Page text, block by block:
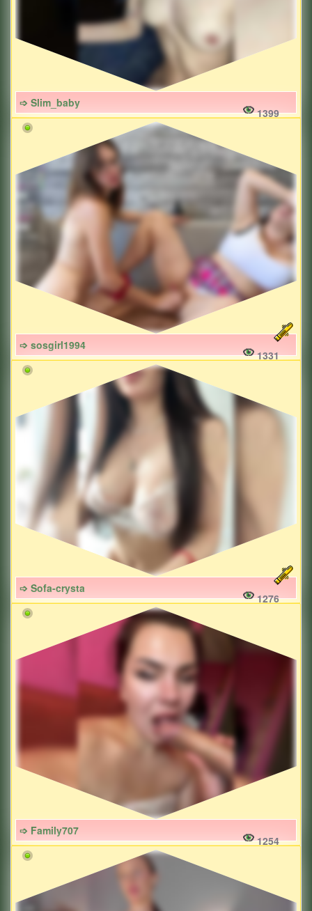
➩ Slim_baby
1399
➩ sosgirl1994
1331
➩ Sofa-crysta
1276
➩ Family707
1254